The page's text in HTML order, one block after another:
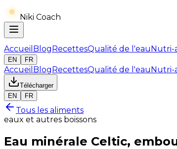
Niki Coach
Accueil BlogRecettesQualité de l'eauNutri-
EN
FR
Accueil BlogRecettesQualité de l'eauNutri-
Télécharger
EN
FR
Tous les aliments
eaux et autres boissons
Eau minérale Celtic,